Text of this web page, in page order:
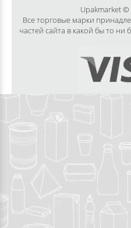
Upakmarket
Все торговые марки
частей сайта в какой бы то